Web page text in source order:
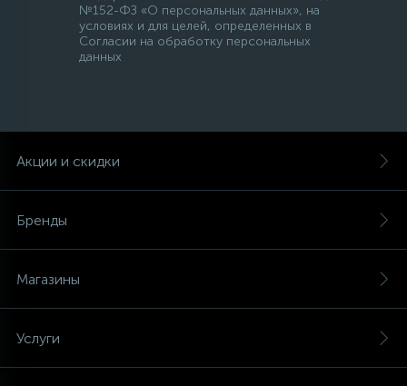
№152-ФЗ «О персональных данных», на
условиях и для целей, определенных в
Согласии на обработку персональных
данных
Акции и скидки
Бренды
Магазины
Услуги